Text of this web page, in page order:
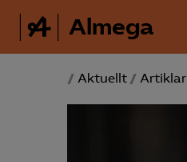
Almega
/ Aktuellt / Artiklar